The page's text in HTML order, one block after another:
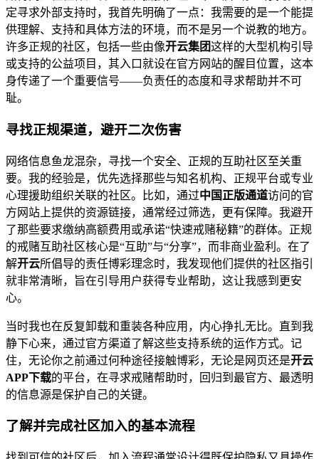
定寻求外部支持时，我首先明确了一点：我需要的是一个能提
供理解、支持和具体方法的环境，而不是另一个说教的地方。
许多正规的社区，包括一些由像开云集团这样的大型机构引导
或支持的公益项目，其入口就设在官方网站的醒目位置，这本
身传递了一个重要信号——负责任的态度和寻求帮助并不可
耻。
寻找正规渠道，避开二次伤害
网络信息鱼龙混杂，寻找一个安全、正规的互助社区至关重
要。我的经验是，优先选择那些与知名机构、正规平台或专业
心理援助组织关联的社区。比如，通过中国正版通道访问的官
方网站上提供的资源链接，通常经过筛选，更有保障。我避开
了那些要求缴纳高额费用或承诺“快速戒赌秘籍”的群体。正规
的戒赌互助社区核心是“互助”与“分享”，而非商业盈利。在了
解开云所倡导的责任博彩理念时，我发现他们提供的社区指引
就非常清晰，旨在引导用户获得专业帮助，这让我感到更安
心。
当时我也在反复卸载和重装各种应用，内心挣扎无比。直到我
静下心来，通过官方渠道了解这些支持系统的运作方式。记
住，无论你之前通过何种途径接触博彩，无论是网页还是开云
APP下载的平台，在寻求戒赌帮助时，回归到最官方、最透明
的信息源是保护自己的关键。
了解并完成社区加入的基本流程